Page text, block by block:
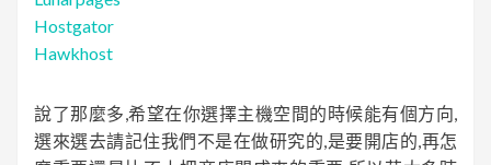
Hostgator
Hawkhost
說了那麼多,希望在你選擇主機空間的時候能有個方向,
選來選去請記住我們不是在做研究的,是要開店的,再怎